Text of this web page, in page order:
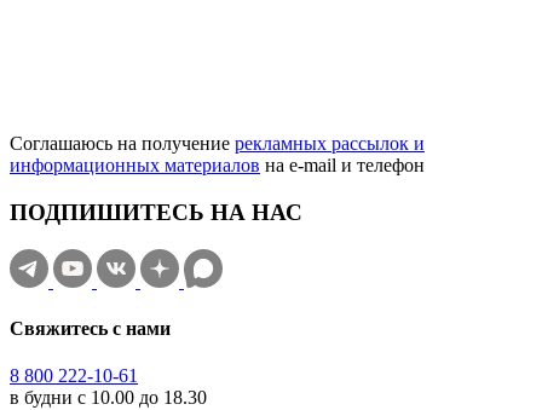
Соглашаюсь на получение рекламных рассылок и
информационных материалов на e‑mail и телефон
ПОДПИШИТЕСЬ НА НАС
Свяжитесь с нами
8 800 222-10-61
в будни с 10.00 до 18.30